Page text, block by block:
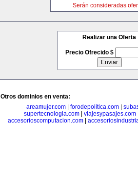
Serán consideradas
Realizar una Oferta
Precio Ofrecido $
Otros dominios en venta:
areamujer.com
forodepolitica.com
supertecnologia.com| viajesypasajes.com
accesorioscomputacion.com